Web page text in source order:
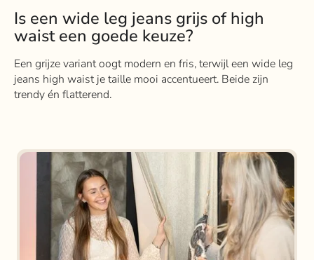
Is een wide leg jeans grijs of high
waist een goede keuze?
Een grijze variant oogt modern en fris, terwijl een wide leg
jeans high waist je taille mooi accentueert. Beide zijn
trendy én flatterend.